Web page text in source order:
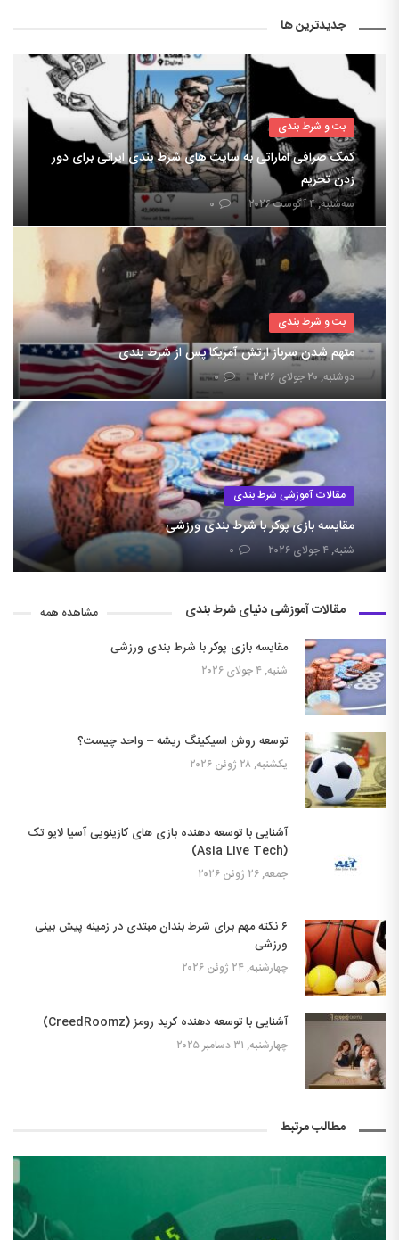
جدیدترین ها
بت و شرط بندی
کمک صرافی اماراتی به سایت های شرط بندی ایرانی برای دور
زدن تحریم
سه‌شنبه, ۴ آگوست ۲۰۲۶ ۰
بت و شرط بندی
متهم شدن سرباز ارتش آمریکا پس از شرط بندی
دوشنبه, ۲۰ جولای ۲۰۲۶ ۰
مقالات آموزشی شرط بندی
مقایسه بازی پوکر با شرط بندی ورزشی
شنبه, ۴ جولای ۲۰۲۶ ۰
مقالات آموزشی دنیای شرط بندی مشاهده همه
مقایسه بازی پوکر با شرط بندی ورزشی
شنبه, ۴ جولای ۲۰۲۶
توسعه روش اسیکینگ ریشه – واحد چیست؟
یکشنبه, ۲۸ ژوئن ۲۰۲۶
آشنایی با توسعه دهنده بازی های کازینویی آسیا لایو تک
(Asia Live Tech)
جمعه, ۲۶ ژوئن ۲۰۲۶
۶ نکته مهم برای شرط بندان مبتدی در زمینه پیش بینی
ورزشی
چهارشنبه, ۲۴ ژوئن ۲۰۲۶
آشنایی با توسعه دهنده کرید رومز (CreedRoomz)
چهارشنبه, ۳۱ دسامبر ۲۰۲۵
مطالب مرتبط